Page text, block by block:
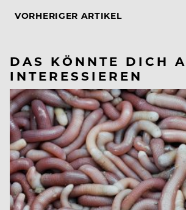
VORHERIGER ARTIKEL
DAS KÖNNTE DICH
INTERESSIEREN